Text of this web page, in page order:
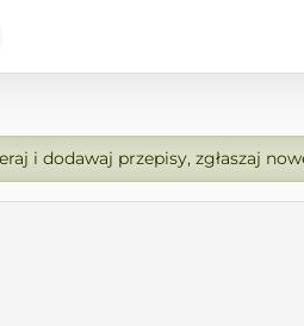
i dodawaj przepisy, zgłaszaj